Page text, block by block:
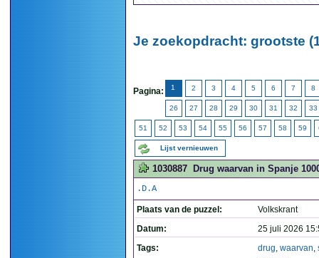
Je zoekopdracht: grootste
Pagina: 1 2 3 4 5 6 7 8
26 27 28 29 30 31 32 33
51 52 53 54 55 56 57 58 59
Lijst vernieuwen
1030887 Drug waarvan in Spanje
.D.A
Plaats van de puzzel:
Volkskrant
Datum:
25 juli 2026
Tags:
drug, waarvan,